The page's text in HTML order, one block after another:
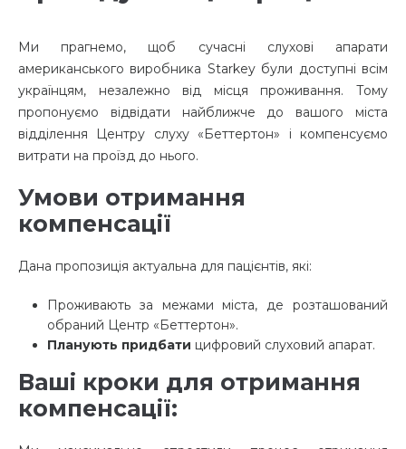
Ми прагнемо, щоб сучасні слухові апарати
американського виробника Starkey були доступні всім
українцям, незалежно від місця проживання. Тому
пропонуємо відвідати найближче до вашого міста
відділення Центру слуху «Беттертон» і компенсуємо
витрати на проїзд до нього.
Умови отримання
компенсації
Дана пропозиція актуальна для пацієнтів, які:
Проживають за межами міста, де розташований
обраний Центр «Беттертон».
Планують придбати цифровий слуховий апарат.
Ваші кроки для отримання
компенсації: